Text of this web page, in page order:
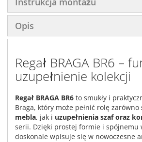
Opis
Regał BRAGA BR6 –
uzupełnienie kolekcji
Regał BRAGA BR6 to smukły i
Braga, który może pełnić rolę zarówno
mebla, jak i uzupełnienia szaf oraz
serii. Dzięki prostej formie i spójnemu
doskonale wpisuje się w nowoczesne